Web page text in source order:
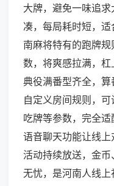
大牌，避免一味追
凑，每局耗时短，
南麻将特有的跑牌
数，将爽感拉满，
典役满番型齐全，
自定义房间规则，
吃牌等参数，完全
语音聊天功能让线上
活动持续放送，金
无忧，是河南人线